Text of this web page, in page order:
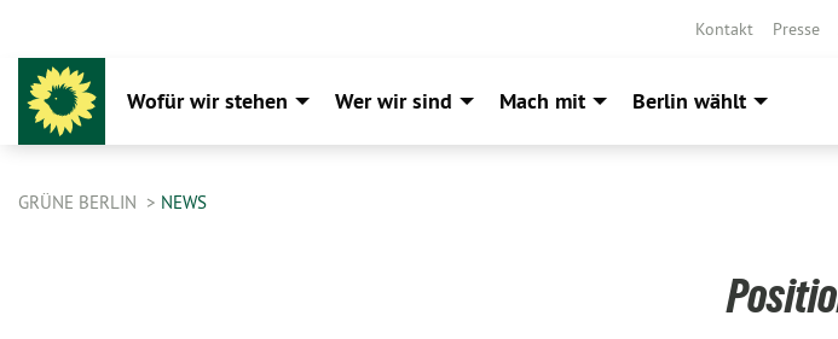
Kontakt Presse
Wofür wir stehen Wer wir sind Mach mit Berlin wählt
GRÜNE BERLIN NEWS